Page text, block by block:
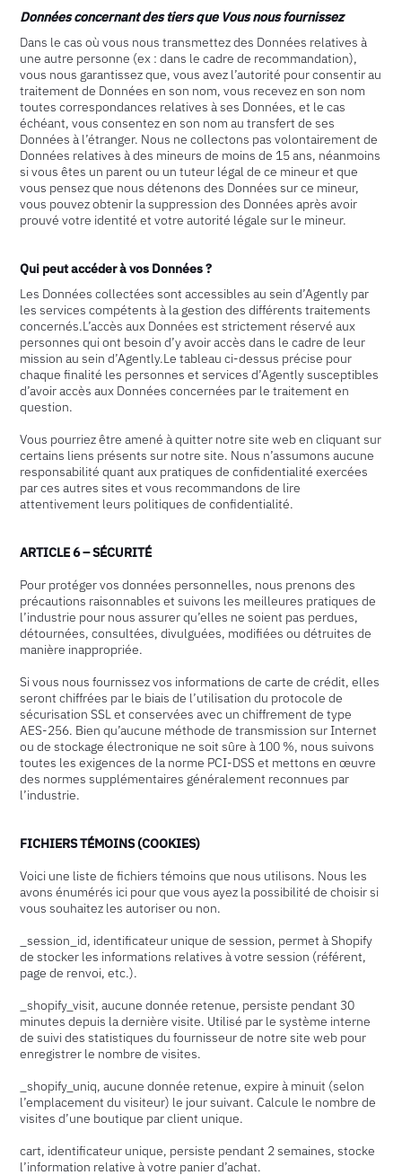
Données concernant des tiers que Vous nous fournissez
Dans le cas où vous nous transmettez des Données relatives à
une autre personne (ex : dans le cadre de recommandation),
vous nous garantissez que, vous avez l’autorité pour consentir au
traitement de Données en son nom, vous recevez en son nom
toutes correspondances relatives à ses Données, et le cas
échéant, vous consentez en son nom au transfert de ses
Données à l’étranger. Nous ne collectons pas volontairement de
Données relatives à des mineurs de moins de 15 ans, néanmoins
si vous êtes un parent ou un tuteur légal de ce mineur et que
vous pensez que nous détenons des Données sur ce mineur,
vous pouvez obtenir la suppression des Données après avoir
prouvé votre identité et votre autorité légale sur le mineur.
Qui peut accéder à vos Données ?
Les Données collectées sont accessibles au sein d’Agently par
les services compétents à la gestion des différents traitements
concernés.L’accès aux Données est strictement réservé aux
personnes qui ont besoin d’y avoir accès dans le cadre de leur
mission au sein d’Agently.Le tableau ci-dessus précise pour
chaque finalité les personnes et services d’Agently susceptibles
d’avoir accès aux Données concernées par le traitement en
question.
Vous pourriez être amené à quitter notre site web en cliquant sur
certains liens présents sur notre site. Nous n’assumons aucune
responsabilité quant aux pratiques de confidentialité exercées
par ces autres sites et vous recommandons de lire
attentivement leurs politiques de confidentialité.
ARTICLE 6 – SÉCURITÉ
Pour protéger vos données personnelles, nous prenons des
précautions raisonnables et suivons les meilleures pratiques de
l’industrie pour nous assurer qu’elles ne soient pas perdues,
détournées, consultées, divulguées, modifiées ou détruites de
manière inappropriée.
Si vous nous fournissez vos informations de carte de crédit, elles
seront chiffrées par le biais de l’utilisation du protocole de
sécurisation SSL et conservées avec un chiffrement de type
AES-256. Bien qu’aucune méthode de transmission sur Internet
ou de stockage électronique ne soit sûre à 100 %, nous suivons
toutes les exigences de la norme PCI-DSS et mettons en œuvre
des normes supplémentaires généralement reconnues par
l’industrie.
FICHIERS TÉMOINS (COOKIES)
Voici une liste de fichiers témoins que nous utilisons. Nous les
avons énumérés ici pour que vous ayez la possibilité de choisir si
vous souhaitez les autoriser ou non.
_session_id, identificateur unique de session, permet à Shopify
de stocker les informations relatives à votre session (référent,
page de renvoi, etc.).
_shopify_visit, aucune donnée retenue, persiste pendant 30
minutes depuis la dernière visite. Utilisé par le système interne
de suivi des statistiques du fournisseur de notre site web pour
enregistrer le nombre de visites.
_shopify_uniq, aucune donnée retenue, expire à minuit (selon
l’emplacement du visiteur) le jour suivant. Calcule le nombre de
visites d’une boutique par client unique.
cart, identificateur unique, persiste pendant 2 semaines, stocke
l’information relative à votre panier d’achat.